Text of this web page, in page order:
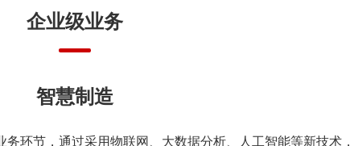
企业级业务
智慧制造
环节，通过采用物联网、大数据分析、人工智能等新技术